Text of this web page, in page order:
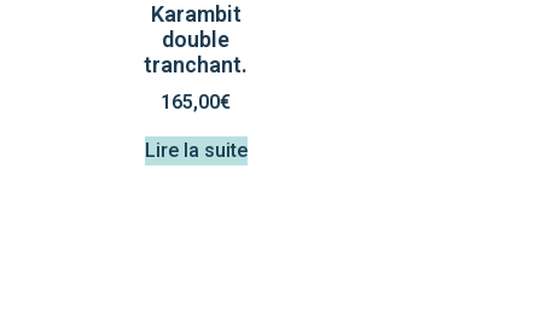
Karambit
double
tranchant.
165,00€
Lire la suite